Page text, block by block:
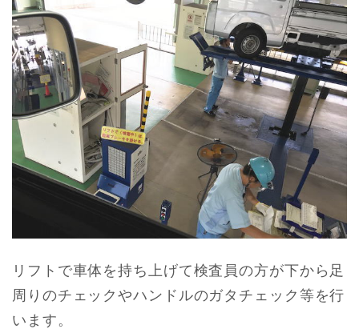
リフトで車体を持ち上げて検査員の方が下から足
周りのチェックやハンドルのガタチェック等を行
います。